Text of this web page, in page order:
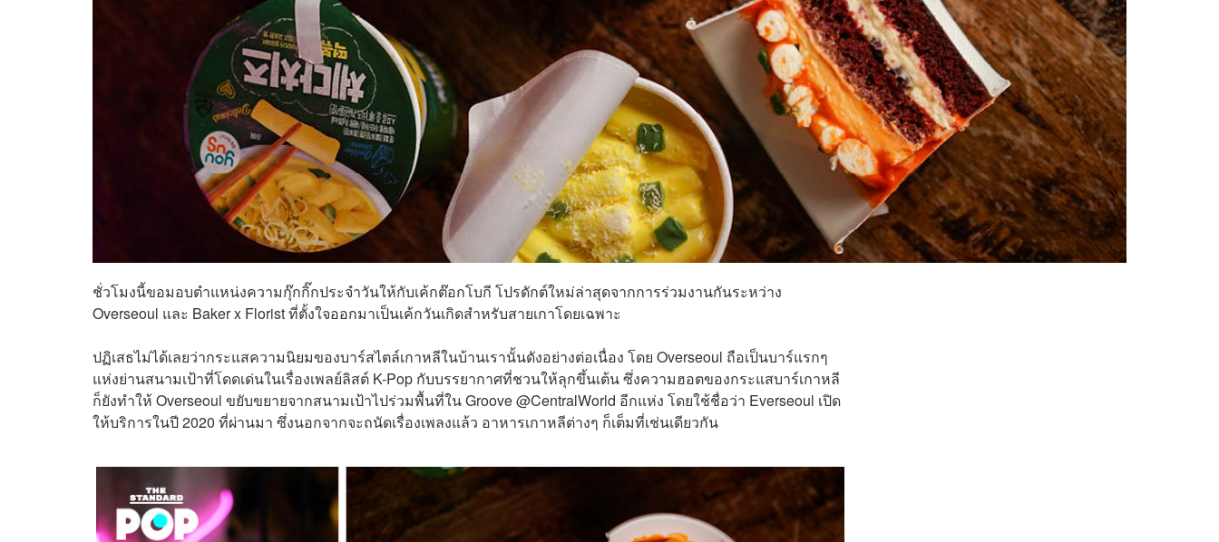
ชั่วโมงนี้ขอมอบตำแหน่งความกุ๊กกิ๊กประจำวันให้กับเค้กต๊อกโบกี โปรดักต์ใหม่ล่าสุดจากการร่วมงานกันระหว่าง
Overseoul และ Baker x Florist ที่ตั้งใจออกมาเป็นเค้กวันเกิดสำหรับสายเกาโดยเฉพาะ
ปฏิเสธไม่ได้เลยว่ากระแสความนิยมของบาร์สไตล์เกาหลีในบ้านเรานั้นดังอย่างต่อเนื่อง โดย Overseoul ถือเป็นบาร์แรกๆ
แห่งย่านสนามเป้าที่โดดเด่นในเรื่องเพลย์ลิสต์ K-Pop กับบรรยากาศที่ชวนให้ลุกขึ้นเต้น ซึ่งความฮอตของกระแสบาร์เกาหลี
ก็ยังทำให้ Overseoul ขยับขยายจากสนามเป้าไปร่วมพื้นที่ใน Groove @CentralWorld อีกแห่ง โดยใช้ชื่อว่า Everseoul เปิด
ให้บริการในปี 2020 ที่ผ่านมา ซึ่งนอกจากจะถนัดเรื่องเพลงแล้ว อาหารเกาหลีต่างๆ ก็เต็มที่เช่นเดียวกัน